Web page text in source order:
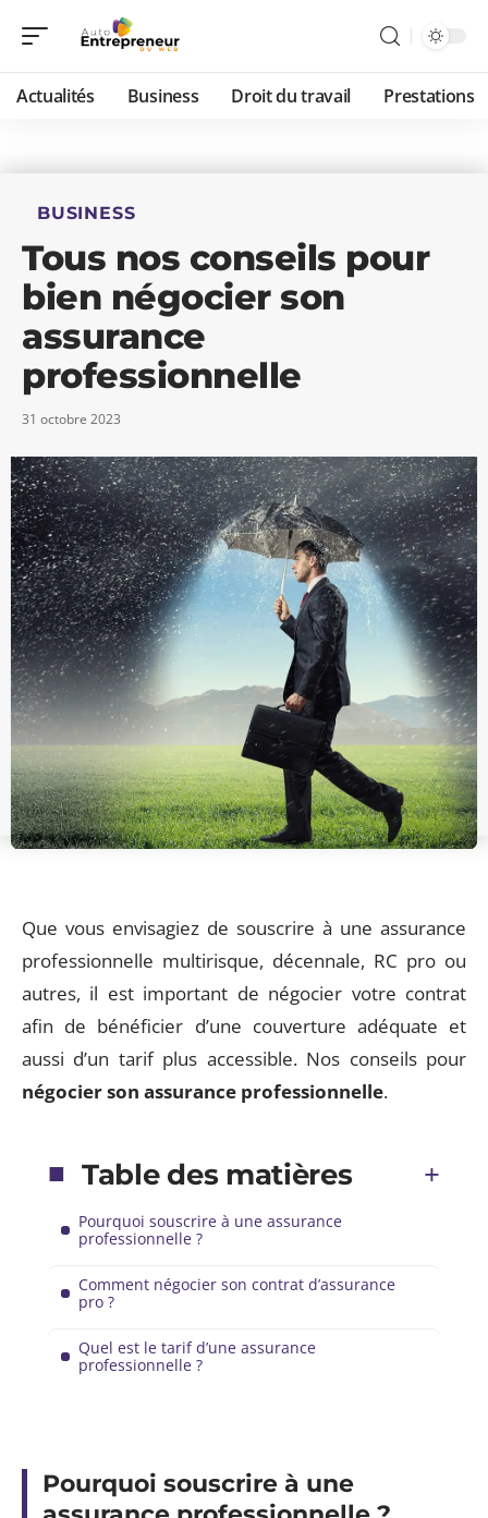
Actualités Business Droit du travail Prestations
BUSINESS
Tous nos conseils pour
bien négocier son
assurance
professionnelle
31 octobre 2023
Que vous envisagiez de souscrire à une assurance
professionnelle multirisque, décennale, RC pro ou
autres, il est important de négocier votre contrat
afin de bénéficier d’une couverture adéquate et
aussi d’un tarif plus accessible. Nos conseils pour
négocier son assurance professionnelle.
Table des matières
Pourquoi souscrire à une assurance
professionnelle ?
Comment négocier son contrat d’assurance
pro ?
Quel est le tarif d’une assurance
professionnelle ?
Pourquoi souscrire à une